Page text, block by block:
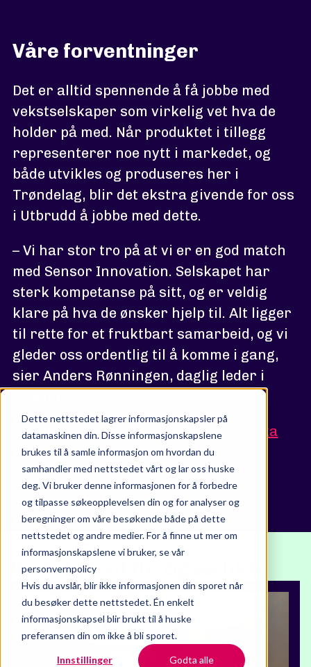
Dette nettstedet lagrer informasjonskapsler på
datamaskinen din. Disse informasjonskapslene
brukes til å samle informasjon om hvordan du
samhandler med nettstedet vårt og lar oss huske
deg. Vi bruker denne informasjonen for å forbedre
og tilpasse søkeopplevelsen din og for analyser og
beregninger om våre besøkende både på dette
nettstedet og andre medier. For å finne ut mer om
informasjonskapslene vi bruker, se vår
personvernpolicy
Hvis du avslår, blir ikke informasjonen din sporet når
du besøker dette nettstedet. Én enkelt
informasjonskapsel blir brukt til å huske
preferansen din om ikke å bli sporet.
Innstillinger Godta alle
Våre forventninger
Det er alltid spennende å få jobbe med
vekstselskaper som virkelig vet hva de
holder på med. Når produktet i tillegg
representerer noe nytt i markedet, og
både utvikles og produseres her i
Trøndelag, blir det ekstra givende for oss
i Utbrudd å jobbe med dette.
– Vi har stor tro på at vi er en god match
med Sensor Innovation. Selskapet har
sterk kompetanse på sitt, og er veldig
klare på hva de ønsker hjelp til. Alt ligger
til rette for et fruktbart samarbeid, og vi
gleder oss ordentlig til å komme i gang,
sier Anders Rønningen, daglig leder i
Les mer omSensor Innovation og folka
bak selskapet.
Kanskje vil du også like: